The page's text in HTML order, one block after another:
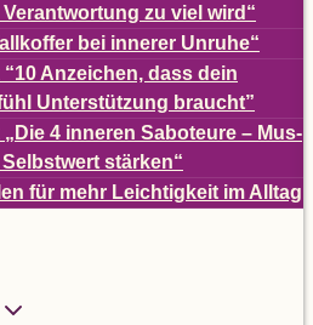
zu viel wird“
bei inne­rer Unruhe“
“10 Anzei­chen, dass dein
Unter­stüt­zung braucht”
„ Die 4 inne­ren Sabo­teure – Mus­
stärken“
für mehr Leich­tig­keit im Alltag